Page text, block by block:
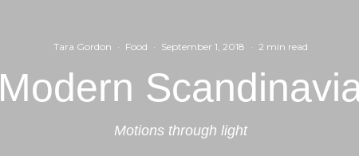
Tara Gordon · Food · September 1, 2018 · 2 min read
Modern
Motions through light